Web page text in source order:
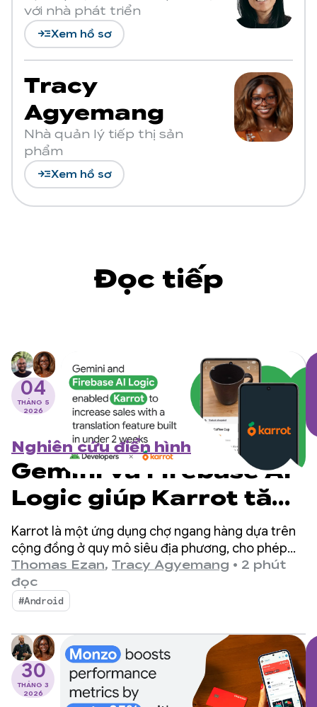
với nhà phát triển
read_moreXem hồ sơ
Tracy
Agyemang
Nhà quản lý tiếp thị sản
phẩm
read_moreXem hồ sơ
Đọc tiếp
04
THÁNG 5
2026
Nghiên cứu điển hình
Gemini và Firebase AI
Logic giúp Karrot tăng
doanh số nhờ tính
năng dịch được tích
hợp trong vòng chưa
đầy 2 tuần
Karrot là một ứng dụng chợ ngang hàng dựa trên
cộng đồng ở quy mô siêu địa phương, cho phép
người dùng mua, bán và trao đổi hàng hoá với
những người dùng đã được xác minh khác. Kể từ
khi ra mắt tại Hàn Quốc vào năm 2015, nền tảng
này đã mở rộng sang các thị trường toàn cầu, thu
hút hơn 43 triệu người dùng đã đăng ký.
Thomas Ezan, Tracy Agyemang • 2 phút
đọc
#Android
30
THÁNG 3
2026